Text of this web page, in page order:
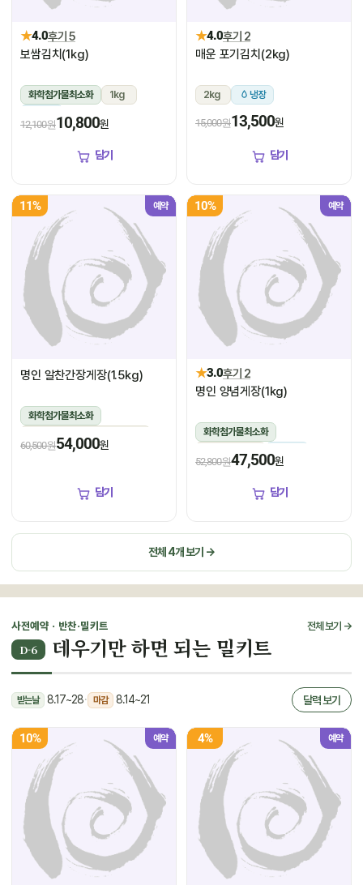
★4.0후기 5
보쌈김치(1kg)
화학첨가물최소화
1kg
12,100원10,800원
담기
★4.0후기 2
매운 포기김치(2kg)
2kg 냉장
15,000원13,500원
담기
11% 예약
명인 알찬간장게장(1.5kg)
화학첨가물최소화
1.5kg(꽃게450g,장물1,050g)
냉장
60,500원54,000원
담기
10% 예약
★3.0후기 2
명인 양념게장(1kg)
화학첨가물최소화
1kg(5미~6미)
52,800원47,500원
담기
전체 4개 보기 →
사전예약 · 반찬·밀키트 전체 보기 →
D-6 데우기만 하면 되는 밀키트
받는날 8.17~28· 마감 8.14~21 달력 보기
10% 예약 4% 예약